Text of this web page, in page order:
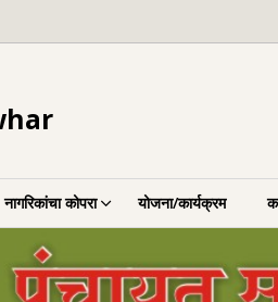
नागरिकांचा कोपरा योजना/कार्यक्रम